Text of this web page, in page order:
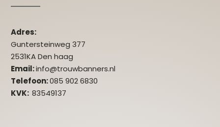
Adres:
Guntersteinweg 377
2531KA Den haag
Email:info@trouwbanners.nl
Telefoon:085 902 6830
KVK:83549137